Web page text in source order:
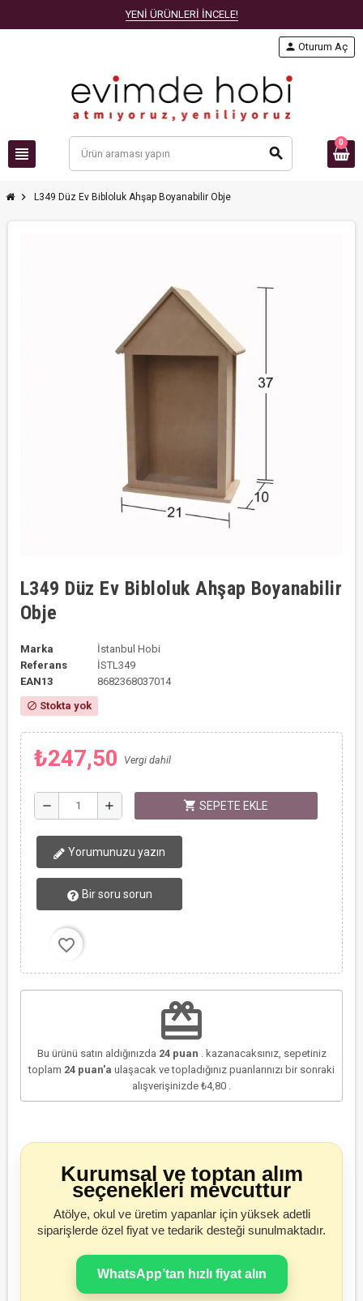
YENİ ÜRÜNLERİ İNCELE!
view_headline search
person Oturum Aç
0
chevron_right L349 Düz Ev Bibloluk Ahşap Boyanabilir Obje
L349 Düz Ev Bibloluk Ahşap Boyanabilir
Obje
Marka
İstanbul Hobi
Referans
İSTL349
EAN13
8682368037014
block Stokta yok
₺247,50 Vergi dahil
remove add shopping_cart SEPETE EKLE
Yorumunuzu yazın
Bir soru sorun
favorite_border
redeem
Bu ürünü satın aldığınızda 24puan . kazanacaksınız, sepetiniz
toplam 24 puan'a ulaşacak ve topladığınız puanlarınızı bir sonraki
alışverişinizde ₺4,80
Kurumsal ve toptan alım
seçenekleri mevcuttur
Atölye, okul ve üretim yapanlar için yüksek adetli
siparişlerde özel fiyat ve tedarik desteği sunulmaktadır.
WhatsApp’tan hızlı fiyat alın